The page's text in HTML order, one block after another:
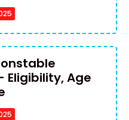
Eligibility, Age